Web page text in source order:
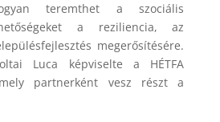
teremthet a szociális
a reziliencia, az
megerősítésére.
Luca képviselte a HÉTFA
partnerként vesz részt a